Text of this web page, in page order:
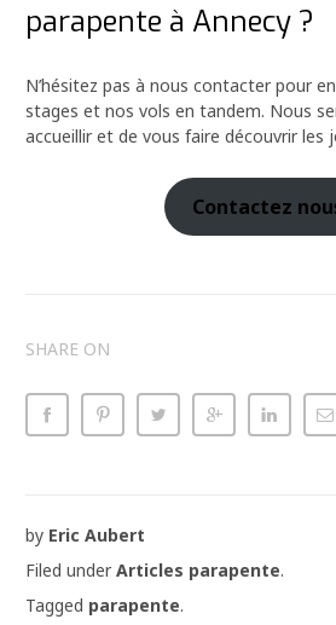
parapente à Annecy ?
N’hésitez pas à nous contacter pour
stages et nos vols en tandem. Nous
accueillir et de vous faire découvrir les
Contactez
SHARE ON
by Eric Aubert
Filed under Articles parapente.
Tagged parapente.